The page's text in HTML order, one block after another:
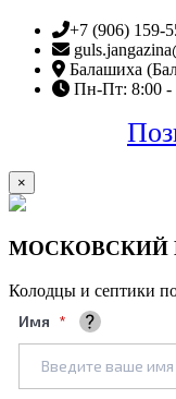
+7 (906) 159-
Балашиха
Пн-Пт: 8:00 -
×
МОСКОВСКИЙ
Колодцы и септики
Имя